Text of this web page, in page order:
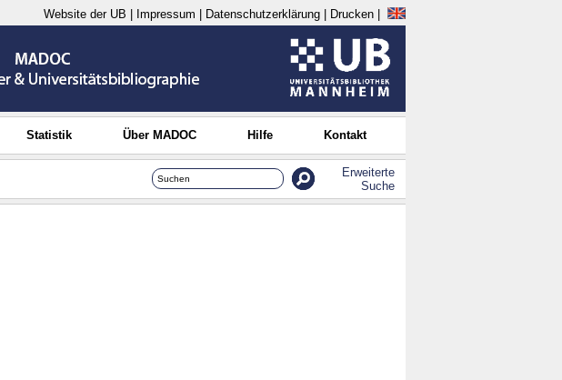
Website der UB Impressum Datenschutzerklärung Drucken
Statistik Über MADOC Hilfe Kontakt
Erweiterte
Suche